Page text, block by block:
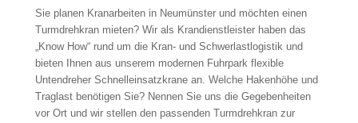
Sie planen Kranarbeiten in Neumünster und möchten einen
Turmdrehkran mieten? Wir als Krandienstleister haben das
„Know How“ rund um die Kran- und Schwerlastlogistik und
bieten Ihnen aus unserem modernen Fuhrpark flexible
Untendreher Schnelleinsatzkrane an. Welche Hakenhöhe und
Traglast benötigen Sie? Nennen Sie uns die Gegebenheiten
vor Ort und wir stellen den passenden Turmdrehkran zur